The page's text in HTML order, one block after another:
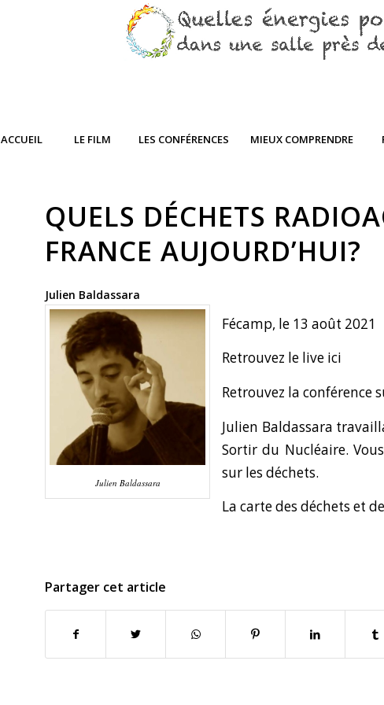
ACCUEIL LE FILM LES CONFÉRENCES MIEUX COMPRENDRE
QUELS DÉCHETS
FRANCE AUJOURD’HUI?
Julien Baldassara
Julien Baldassara
Fécamp, le 13 août 2021
Retrouvez le live ici
Retrouvez la conférence
Julien Baldassara
Sortir du Nucléaire.
sur les déchets.
La carte des déchets et
Partager cet article